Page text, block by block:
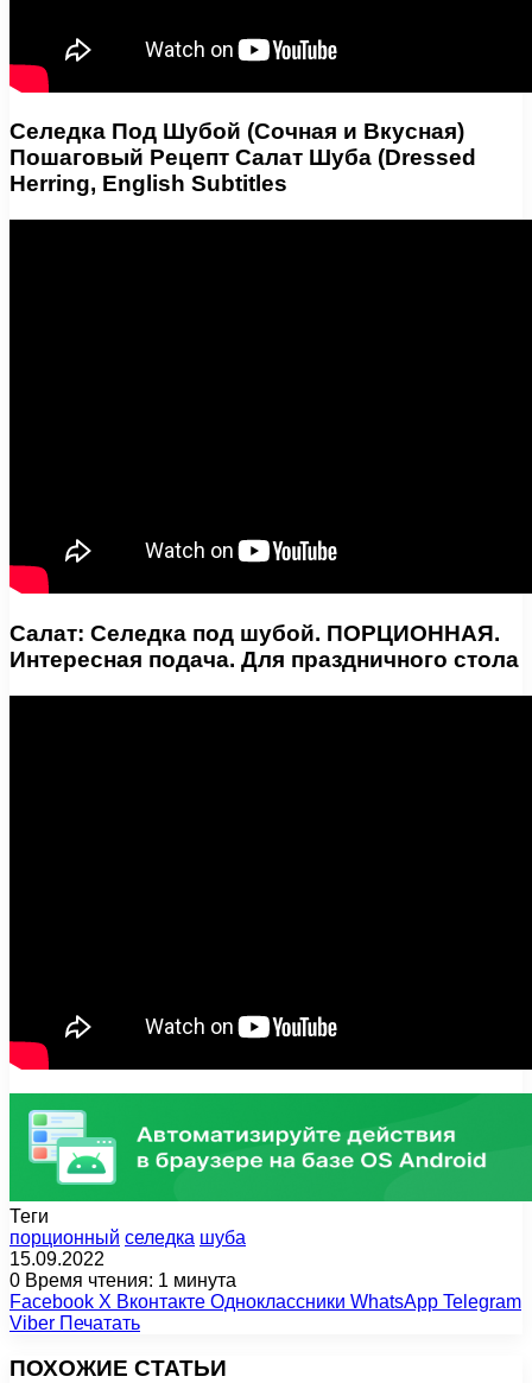
Селедка Под Шубой (Сочная и Вкусная)
Пошаговый Рецепт Салат Шуба (Dressed
Herring, English Subtitles
Салат: Селедка под шубой. ПОРЦИОННАЯ.
Интересная подача. Для праздничного стола
Теги
порционный селедка шуба
15.09.2022
0 Время чтения: 1 минута
Facebook X Вконтакте Одноклассники WhatsApp Telegram
Viber Печатать
ПОХОЖИЕ СТАТЬИ